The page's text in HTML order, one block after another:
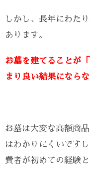
しかし、長年にわた
あります。
お墓を建てることが
まり良い結果になら
お墓は大変な高額商
はわかりにくいです
費者が初めての経験